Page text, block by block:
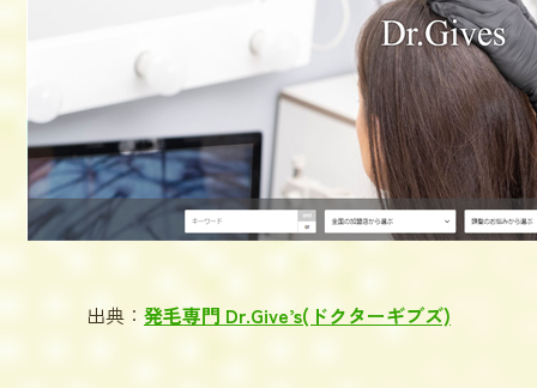
出典： 発毛専門 Dr.Give’s(ドクターギブズ)